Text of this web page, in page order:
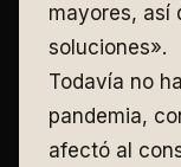
mayores, así
soluciones».
Todavía no
pandemia,
afectó al